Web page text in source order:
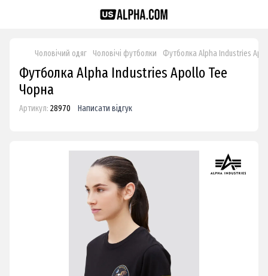
Чоловічий одяг Чоловічі футболки Футболка Alpha Industries
Футболка Alpha Industries Apollo Tee
Чорна
Артикул: 28970 Написати відгук